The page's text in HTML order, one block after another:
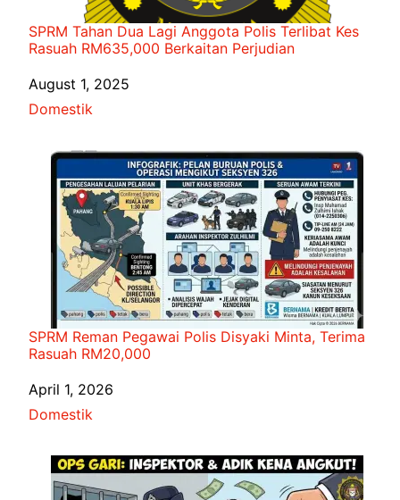
SPRM Tahan Dua Lagi Anggota Polis Terlibat Kes
Rasuah RM635,000 Berkaitan Perjudian
Date
August 1, 2025
In relation to
Domestik
SPRM Reman Pegawai Polis Disyaki Minta, Terima
Rasuah RM20,000
Date
April 1, 2026
In relation to
Domestik